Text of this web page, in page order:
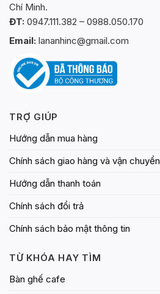
Chí Minh.
ĐT: 0947.111.382 – 0988.050.170
Email: lananhinc@gmail.com
TRỢ GIÚP
Hướng dẫn mua hàng
Chính sách giao hàng và vận chuyển
Hướng dẫn thanh toán
Chính sách đổi trả
Chính sách bảo mật thông tin
TỪ KHÓA HAY TÌM
Bàn ghế cafe